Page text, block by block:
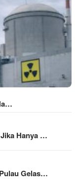
Hanya …
Gelas…